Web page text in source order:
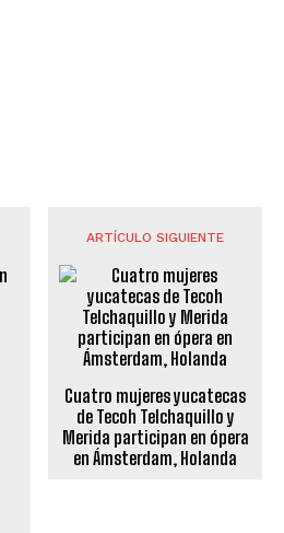
ARTÍCULO SIGUIENTE
Cuatro mujeres yucatecas
de Tecoh Telchaquillo y
Merida participan en ópera
en Ámsterdam, Holanda